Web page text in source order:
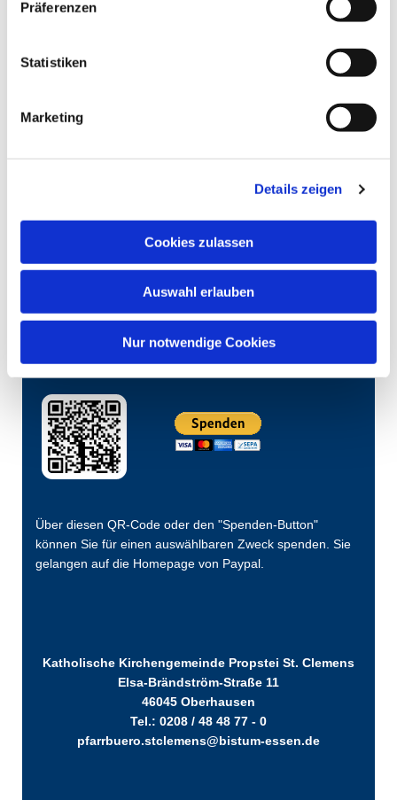
Präferenzen
Statistiken
Marketing
Details zeigen
Cookies zulassen
Auswahl erlauben
Nur notwendige Cookies
Über diesen QR-Code oder den "Spenden-Button"
können Sie für einen auswählbaren Zweck spenden. Sie
gelangen auf die Homepage von Paypal.
Katholische Kirchengemeinde Propstei St. Clemens
Elsa-Brändström-Straße 11
46045 Oberhausen
Tel.: 0208 / 48 48 77 - 0
pfarrbuero.stclemens@bistum-essen.de